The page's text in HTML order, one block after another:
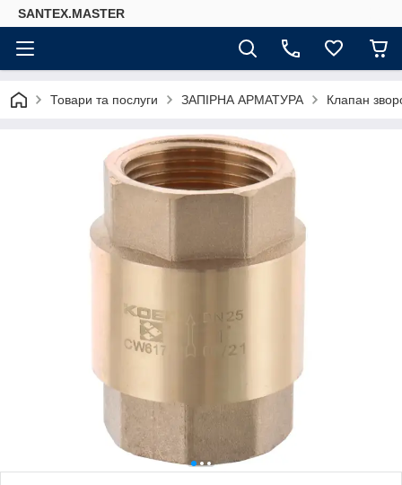
SANTEX.MASTER
Товари та послуги ЗАПІРНА АРМАТУРА Клапан